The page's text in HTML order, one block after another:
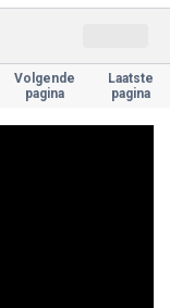
Volgende
pagina
Laatste
pagina